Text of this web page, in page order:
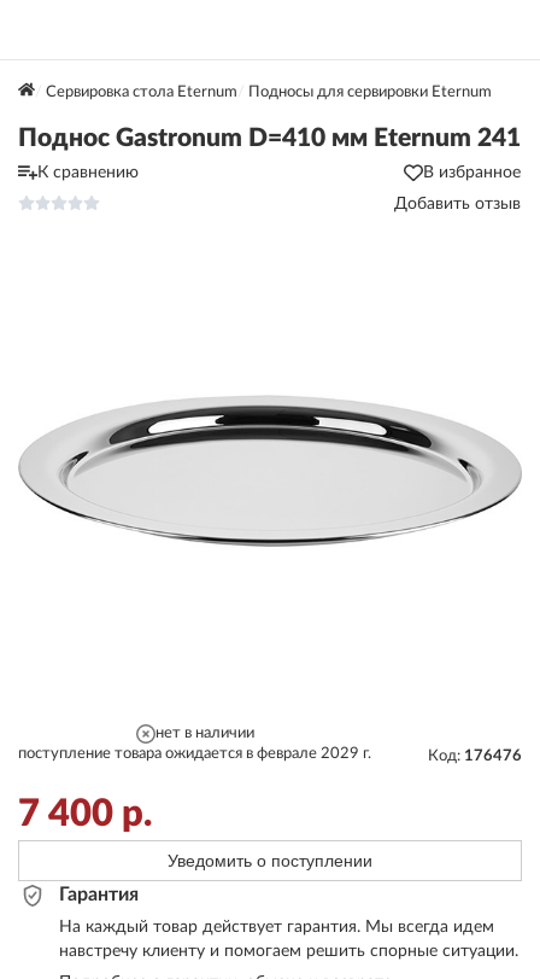
Сервировка стола Eternum Подносы для сервировки Eternum
Поднос Gastronum D=410 мм Eternum 241
К сравнению
В избранное
Добавить отзыв
нет в наличии
поступление товара ожидается в феврале 2029 г.
Код: 176476
7 400 р.
Уведомить о поступлении
Гарантия
На каждый товар действует гарантия. Мы всегда идем
навстречу клиенту и помогаем решить спорные ситуации.